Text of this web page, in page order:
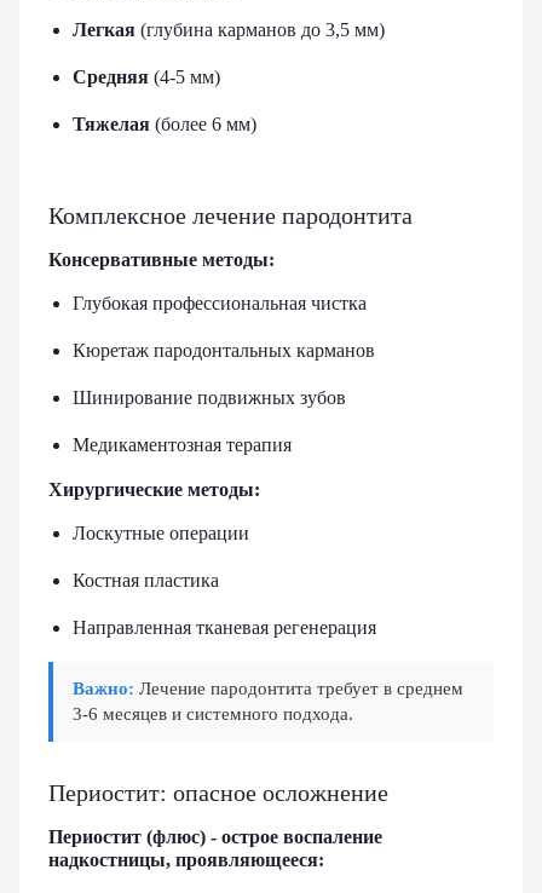
Легкая (глубина карманов до 3,5 мм)
Средняя (4-5 мм)
Тяжелая (более 6 мм)
Комплексное лечение пародонтита
Консервативные методы:
Глубокая профессиональная чистка
Кюретаж пародонтальных карманов
Шинирование подвижных зубов
Медикаментозная терапия
Хирургические методы:
Лоскутные операции
Костная пластика
Направленная тканевая регенерация
Важно: Лечение пародонтита требует в среднем
3-6 месяцев и системного подхода.
Периостит: опасное осложнение
Периостит (флюс) - острое воспаление
надкостницы, проявляющееся: